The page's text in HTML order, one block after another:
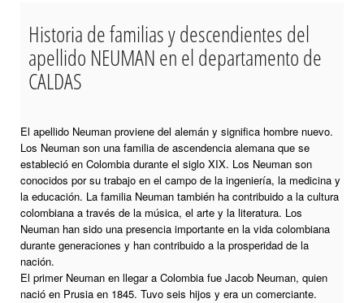
Historia de familias y descendientes del
apellido NEUMAN en el departamento de
CALDAS
El apellido Neuman proviene del alemán y significa hombre nuevo.
Los Neuman son una familia de ascendencia alemana que se
estableció en Colombia durante el siglo XIX. Los Neuman son
conocidos por su trabajo en el campo de la ingeniería, la medicina y
la educación. La familia Neuman también ha contribuido a la cultura
colombiana a través de la música, el arte y la literatura. Los
Neuman han sido una presencia importante en la vida colombiana
durante generaciones y han contribuido a la prosperidad de la
nación.
El primer Neuman en llegar a Colombia fue Jacob Neuman, quien
nació en Prusia en 1845. Tuvo seis hijos y era un comerciante.